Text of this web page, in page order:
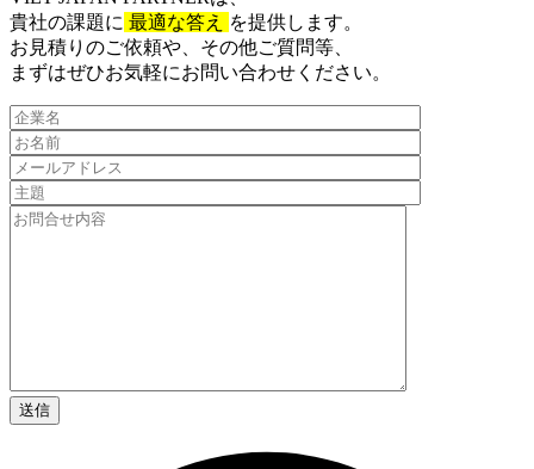
貴社の課題に 最適な答え
を提供します。
お見積りのご依頼や、その他ご質問等、​
まずはぜひお気軽にお問い合わせください。​